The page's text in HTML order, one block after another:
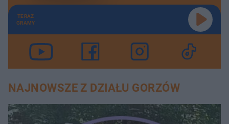
TERAZ
GRAMY
NAJNOWSZE Z DZIAŁU GORZÓW